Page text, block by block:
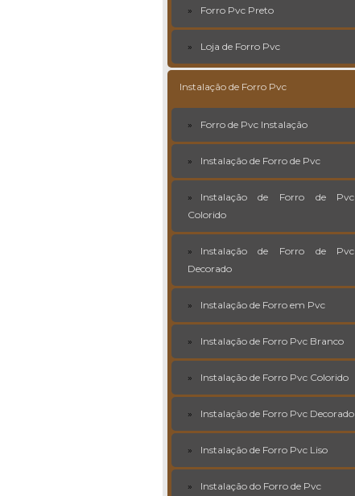
Forro Pvc Preto
Loja de Forro Pvc
Instalação de Forro Pvc
Forro de Pvc Instalação
Instalação de Forro de Pvc
Instalação de Forro de Pvc
Colorido
Instalação de Forro de Pvc
Decorado
Instalação de Forro em Pvc
Instalação de Forro Pvc Branco
Instalação de Forro Pvc Colorido
Instalação de Forro Pvc Decorado
Instalação de Forro Pvc Liso
Instalação do Forro de Pvc